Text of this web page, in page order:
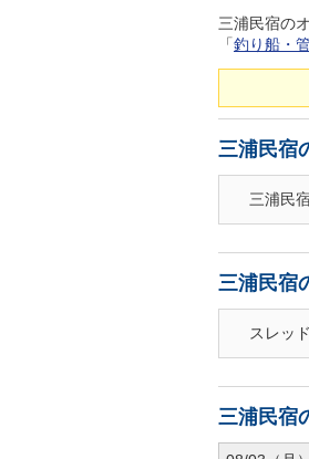
三浦民宿の
「釣り船・
三浦民宿
三浦民
三浦民宿
スレッ
三浦民宿